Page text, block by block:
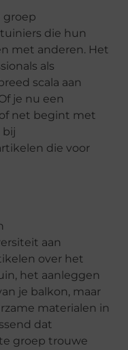
groep
die hun
met anderen. Het
als
scala aan
je nu een
net begint met
bij
die voor
aan
over het
het aanleggen
je balkon, maar
materialen in
dat
groep trouwe